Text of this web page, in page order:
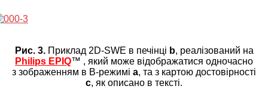
Рис. 3. Приклад 2D-SWE в печінці b, реалізований на
Philips EPIQ™ , який може відображатися одночасно
з зображенням в B-режимі a, та з картою достовірності
c, як описано в тексті.